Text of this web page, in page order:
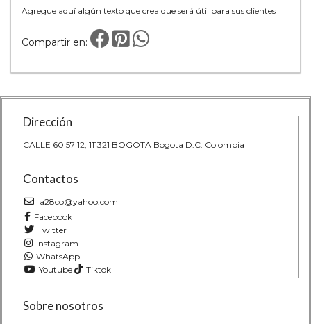
Agregue aquí algún texto que crea que será útil para sus clientes
Compartir en:
Dirección
CALLE 60 57 12, 111321 BOGOTA Bogota D.C. Colombia
Contactos
a28co@yahoo.com
Facebook
Twitter
Instagram
WhatsApp
Youtube
Tiktok
Sobre nosotros